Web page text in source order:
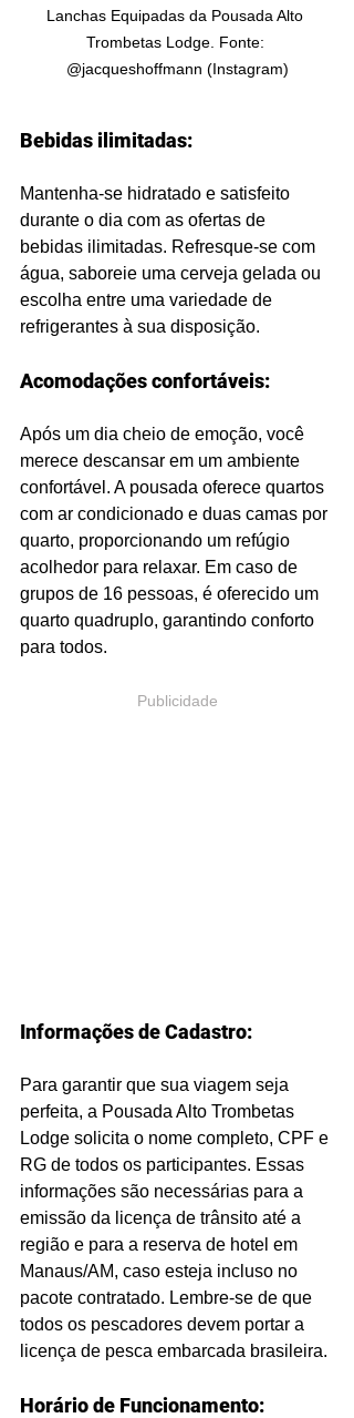
Lanchas Equipadas da Pousada Alto
Trombetas Lodge. Fonte:
@jacqueshoffmann (Instagram)
Bebidas ilimitadas:
Mantenha-se hidratado e satisfeito
durante o dia com as ofertas de
bebidas ilimitadas. Refresque-se com
água, saboreie uma cerveja gelada ou
escolha entre uma variedade de
refrigerantes à sua disposição.
Acomodações confortáveis:
Após um dia cheio de emoção, você
merece descansar em um ambiente
confortável. A pousada oferece quartos
com ar condicionado e duas camas por
quarto, proporcionando um refúgio
acolhedor para relaxar. Em caso de
grupos de 16 pessoas, é oferecido um
quarto quadruplo, garantindo conforto
para todos.
Publicidade
Informações de Cadastro:
Para garantir que sua viagem seja
perfeita, a Pousada Alto Trombetas
Lodge solicita o nome completo, CPF e
RG de todos os participantes. Essas
informações são necessárias para a
emissão da licença de trânsito até a
região e para a reserva de hotel em
Manaus/AM, caso esteja incluso no
pacote contratado. Lembre-se de que
todos os pescadores devem portar a
licença de pesca embarcada brasileira.
Horário de Funcionamento: